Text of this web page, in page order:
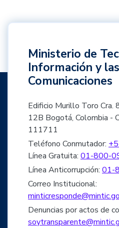
Ministerio de
Información y las
Comunicaciones
Edificio Murillo Toro
12B Bogotá, Colombia -
111711
Teléfono Conmutador:
Línea Gratuita: 01-800-
Línea Anticorrupción: 01-
Correo Institucional:
Denuncias por actos de